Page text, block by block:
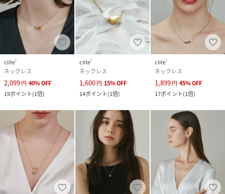
ciite'
ネックレス
2,099円 40%OFF
19ポイント(1倍)
ciite'
ネックレス
1,600円 15%OFF
14ポイント(1倍)
ciite'
ネックレス
1,899円 45%OFF
17ポイント(1倍)